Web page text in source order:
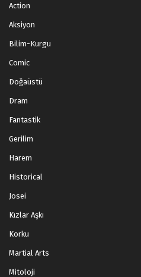
Action
Aksiyon
Bilim-Kurgu
Comic
Doğaüstü
Dram
Fantastik
Gerilim
Harem
Historical
Josei
Kızlar Aşkı
Korku
Martial Arts
Mitoloji